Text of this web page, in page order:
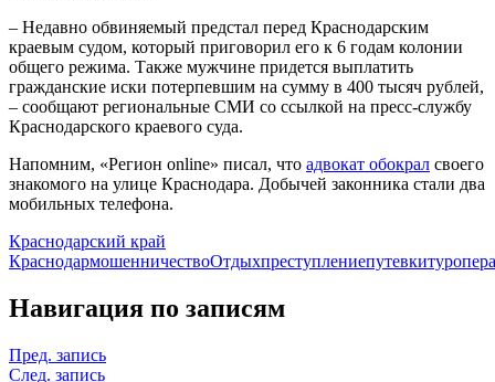
– Недавно обвиняемый предстал перед Краснодарским
краевым судом, который приговорил его к 6 годам колонии
общего режима. Также мужчине придется выплатить
гражданские иски потерпевшим на сумму в 400 тысяч рублей,
– сообщают региональные СМИ со ссылкой на пресс-службу
Краснодарского краевого суда.
Напомним, «Регион online» писал, что адвокат обокрал своего
знакомого на улице Краснодара. Добычей законника стали два
мобильных телефона.
Краснодарский край
КраснодармошенничествоОтдыхпреступлениепутевки
Навигация по записям
Пред. запись
След. запись